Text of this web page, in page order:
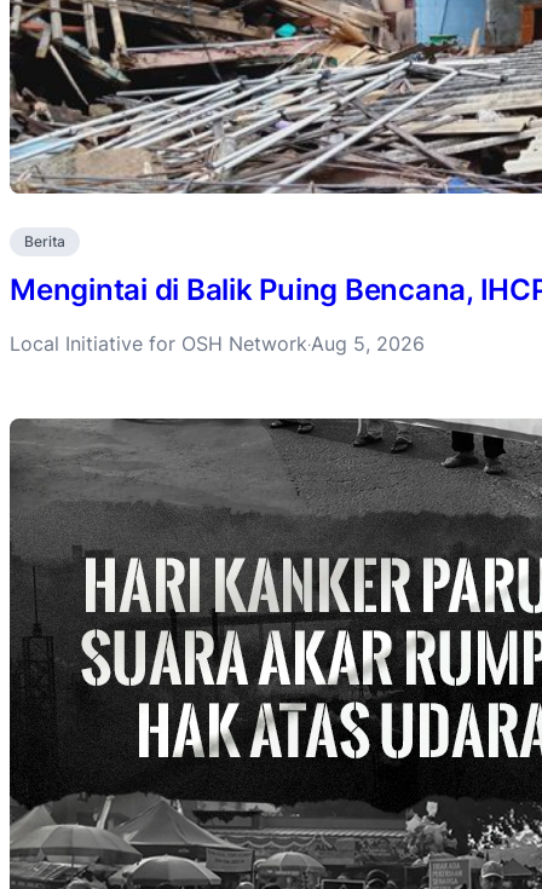
Berita
Mengintai di Balik Puing Bencana,
Local Initiative for OSH Network·Aug 5, 2026